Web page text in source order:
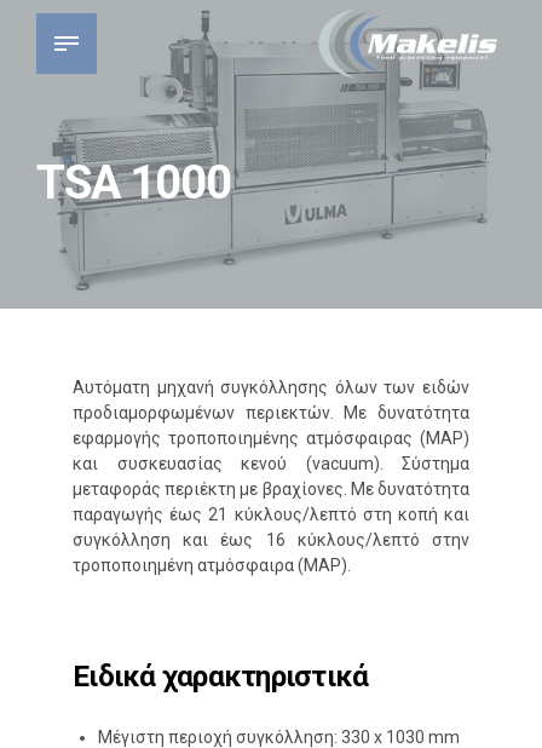
TSA 1000
Αυτόματη μηχανή συγκόλλησης όλων των ειδών
προδιαμορφωμένων περιεκτών. Με δυνατότητα
εφαρμογής τροποποιημένης ατμόσφαιρας (MAP)
και συσκευασίας κενού (vacuum). Σύστημα
μεταφοράς περιέκτη με βραχίονες. Με δυνατότητα
παραγωγής έως 21 κύκλους/λεπτό στη κοπή και
συγκόλληση και έως 16 κύκλους/λεπτό στην
τροποποιημένη ατμόσφαιρα (MAP).
Ειδικά χαρακτηριστικά
Μέγιστη περιοχή συγκόλληση: 330 x 1030 mm